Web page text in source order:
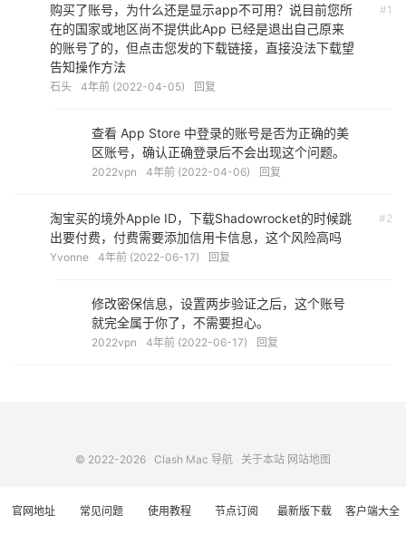
#1
购买了账号，为什么还是显示app不可用？说目前您所
在的国家或地区尚不提供此App 已经是退出自己原来
的账号了的，但点击您发的下载链接，直接没法下载望
告知操作方法
石头 4年前 (2022-04-05) 回复
查看 App Store 中登录的账号是否为正确的美
区账号，确认正确登录后不会出现这个问题。
2022vpn 4年前 (2022-04-06) 回复
#2
淘宝买的境外Apple ID，下载Shadowrocket的时候跳
出要付费，付费需要添加信用卡信息，这个风险高吗
Yvonne 4年前 (2022-06-17) 回复
修改密保信息，设置两步验证之后，这个账号
就完全属于你了，不需要担心。
2022vpn 4年前 (2022-06-17) 回复
© 2022-2026 Clash Mac 导航 关于本站 网站地图
官网地址 常见问题 使用教程 节点订阅 最新版下载 客户端大全